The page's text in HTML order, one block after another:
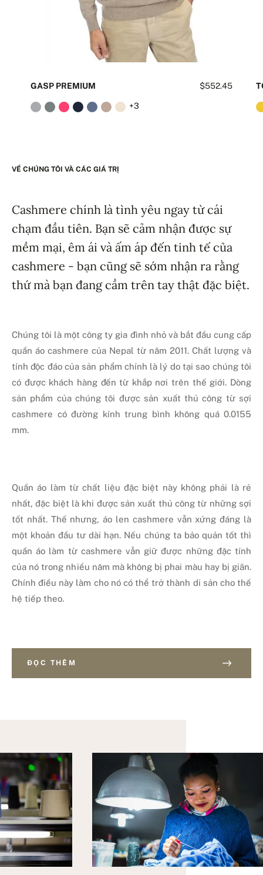
$552.45
GASP PREMIUM
+3
VỀ CHÚNG TÔI VÀ CÁC GIÁ TRỊ
Cashmere chính là tình yêu ngay từ cái
chạm đầu tiên. Bạn sẽ cảm nhận được sự
mềm mại, êm ái và ấm áp đến tinh tế của
cashmere - bạn cũng sẽ sớm nhận ra rằng
thứ mà bạn đang cầm trên tay thật đặc biệt.
Chúng tôi là một công ty gia đình nhỏ và bắt đầu cung cấp
quần áo cashmere của Nepal từ năm 2011. Chất lượng và
tính độc đáo của sản phẩm chính là lý do tại sao chúng tôi
có được khách hàng đến từ khắp nơi trên thế giới. Dòng
sản phẩm của chúng tôi được sản xuất thủ công từ sợi
cashmere có đường kính trung bình không quá 0.0155
mm.
Quần áo làm từ chất liệu đặc biệt này không phải là rẻ
nhất, đặc biệt là khi được sản xuất thủ công từ những sợi
tốt nhất. Thế nhưng, áo len cashmere vẫn xứng đáng là
một khoản đầu tư dài hạn. Nếu chúng ta bảo quản tốt thì
quần áo làm từ cashmere vẫn giữ được những đặc tính
của nó trong nhiều năm mà không bị phai màu hay bị giãn.
Chính điều này làm cho nó có thể trở thành di sản cho thế
hệ tiếp theo.
ĐỌC THÊM